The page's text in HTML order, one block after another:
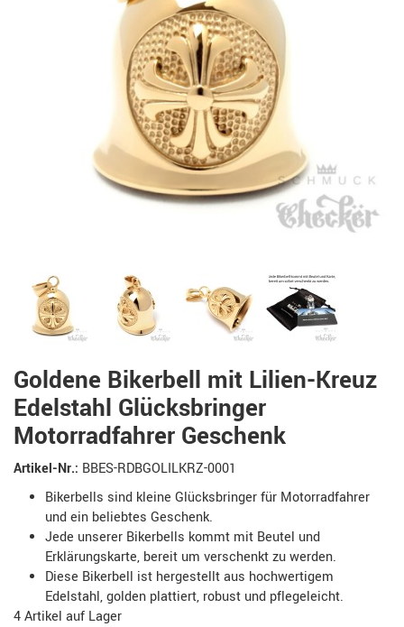
Goldene Bikerbell mit Lilien-Kreuz
Edelstahl Glücksbringer
Motorradfahrer Geschenk
Artikel-Nr.: BBES-RDBGOLILKRZ-0001
Bikerbells sind kleine Glücksbringer für Motorradfahrer
und ein beliebtes Geschenk.
Jede unserer Bikerbells kommt mit Beutel und
Erklärungskarte, bereit um verschenkt zu werden.
Diese Bikerbell ist hergestellt aus hochwertigem
Edelstahl, golden plattiert, robust und pflegeleicht.
4Artikel